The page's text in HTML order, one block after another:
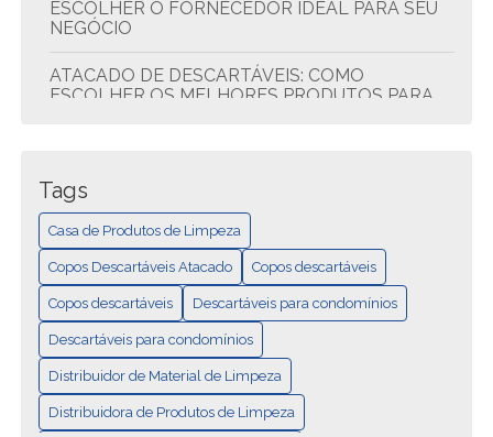
ESCOLHER O FORNECEDOR IDEAL PARA SEU
NEGÓCIO
ATACADO DE DESCARTÁVEIS: COMO
ESCOLHER OS MELHORES PRODUTOS PARA
ECONOMIZAR E COMPRAR MELHOR
ATACADO DE DESCARTÁVEIS: QUALIDADE E
ECONOMIA
CASA DE PRODUTOS DE LIMPEZA: TUDO EM
UM LUGAR
COMO ESCOLHER A MELHOR DISTRIBUIDORA
DE DESCARTÁVEIS PARA SEU NEGÓCIO
COMO ESCOLHER A MELHOR DISTRIBUIDORA
Tags
Casa de Produtos de Limpeza
Copos Descartáveis Atacado Copos descartáveis
Copos descartáveis Descartáveis para condomínios
Descartáveis para condomínios
Distribuidor de Material de Limpeza
Distribuidora de Produtos de Limpeza